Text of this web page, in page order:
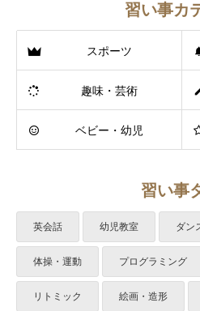
習い事カ
スポーツ
趣味・芸術
ベビー・幼児
習い事
英会話 幼児教室 ダン
体操・運動 プログラミング
リトミック 絵画・造形